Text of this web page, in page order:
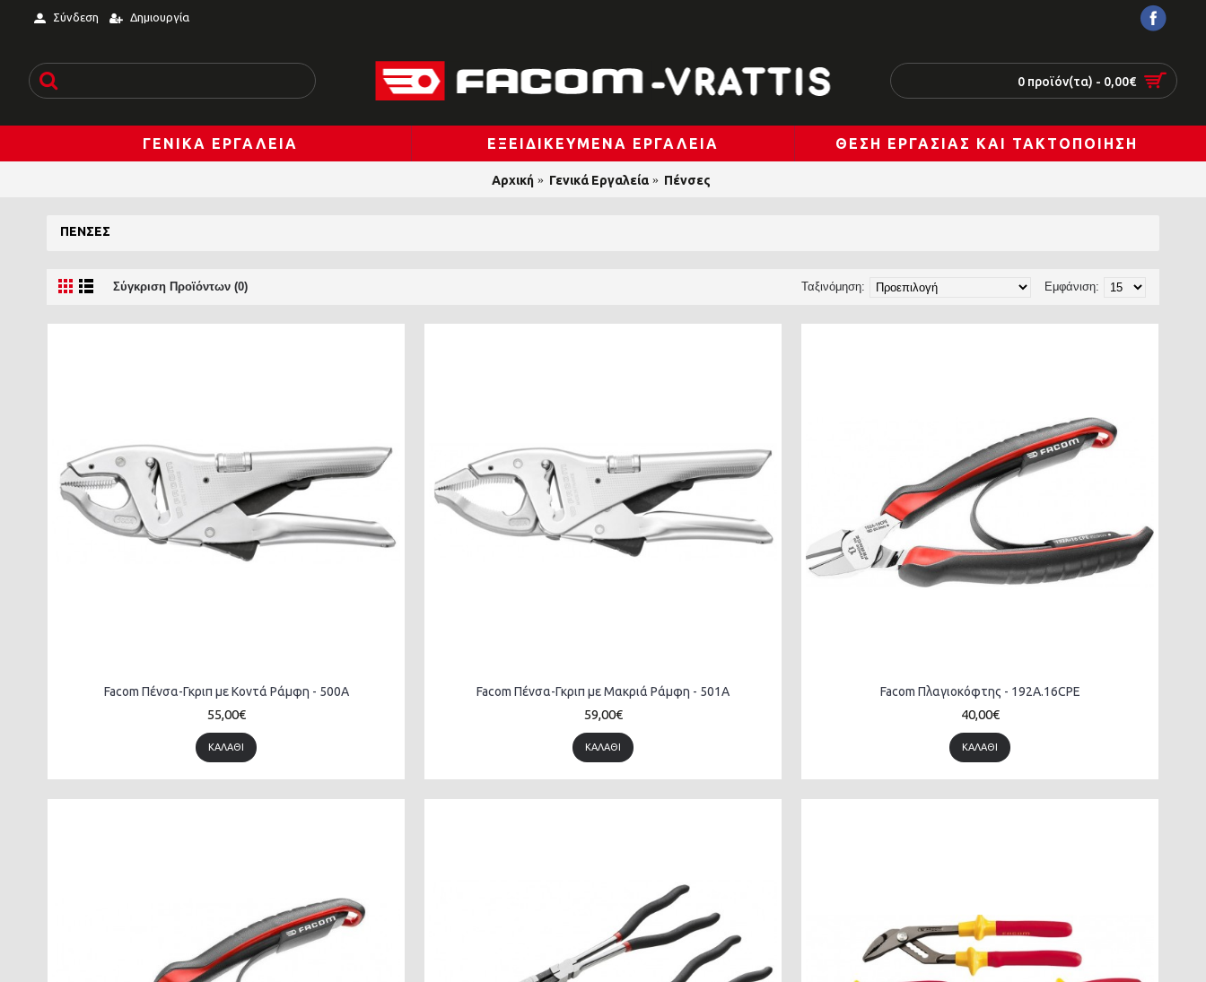
Σύνδεση Δημιουργία
0 προϊόν(τα) - 0,00€
ΓΕΝΙΚΆ ΕΡΓΑΛΕΊΑ ΕΞΕΙΔΙΚΕΥΜΈΝΑ ΕΡΓΑΛΕΊΑ ΘΈΣΗ ΕΡΓΑΣΊΑΣ ΚΑΙ ΤΑΚΤΟΠΟΊΗΣΗ
Αρχική Γενικά Εργαλεία Πένσες
ΠΈΝΣΕΣ
Σύγκριση Προϊόντων (0) Εμφάνιση:
Ταξινόμηση:
Facom Πένσα-Γκριπ με Κοντά Ράμφη - 500A
55,00€
ΚΑΛΆΘΙ
Facom Πένσα-Γκριπ με Μακριά Ράμφη - 501A
59,00€
ΚΑΛΆΘΙ
Facom Πλαγιοκόφτης - 192A.16CPE
40,00€
ΚΑΛΆΘΙ